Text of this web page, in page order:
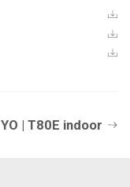
YO | T80E indoor